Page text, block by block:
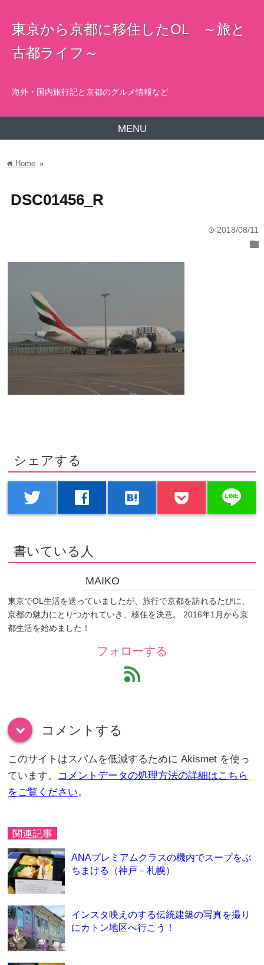
東京から京都に移住したOL ～旅と
古都ライフ～
海外・国内旅行記と京都のグルメ情報など
MENU
home Home »
DSC01456_R
time 2018/08/11
folder
シェアする
twitter facebook hatenabookmark line
書いている人
MAIKO
東京でOL生活を送っていましたが、旅行で京都を訪れるたびに、
京都の魅力にとりつかれていき、移住を決意。 2016年1月から京
都生活を始めました！
フォローする
feed
down コメントする
このサイトはスパムを低減するために Akismet を使っ
ています。 コメントデータの処理方法の詳細はこちら
をご覧ください。
関連記事
ANAプレミアムクラスの機内でスープをぶ
ちまける（神戸－札幌）
インスタ映えのする伝統建築の写真を撮り
にカトン地区へ行こう！